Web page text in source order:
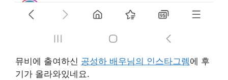
뮤비에 출여하신 공성하 배우님의 인스타그렘에 후
기가 올라와있네요.